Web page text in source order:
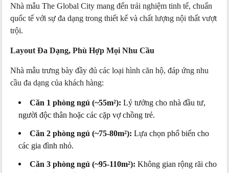
Nhà mẫu The Global City mang đến trải nghiệm tinh tế, chuẩn
quốc tế với sự đa dạng trong thiết kế và chất lượng nội thất vượt
trội.
Layout Đa Dạng, Phù Hợp Mọi Nhu Cầu
Nhà mẫu trưng bày đầy đủ các loại hình căn hộ, đáp ứng nhu
cầu đa dạng của khách hàng:
Căn 1 phòng ngủ (~55m²): Lý tưởng cho nhà đầu tư,
người độc thân hoặc các cặp vợ chồng trẻ.
Căn 2 phòng ngủ (~75-80m²): Lựa chọn phổ biến cho
các gia đình nhỏ.
Căn 3 phòng ngủ (~95-110m²): Không gian rộng rãi cho